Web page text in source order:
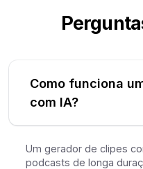
Como funciona
com IA?
Um gerador de clipes
podcasts de longa